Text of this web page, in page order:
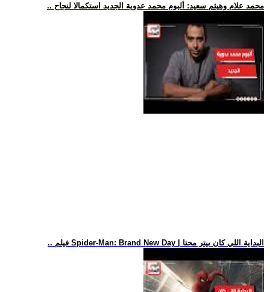
.. محمد علام وهيثم سعيد: ألبوم محمد عدوية الجديد استكمالا لنجاح
.. فيلم Spider-Man: Brand New Day | البداية اللي كان بيتر محتا